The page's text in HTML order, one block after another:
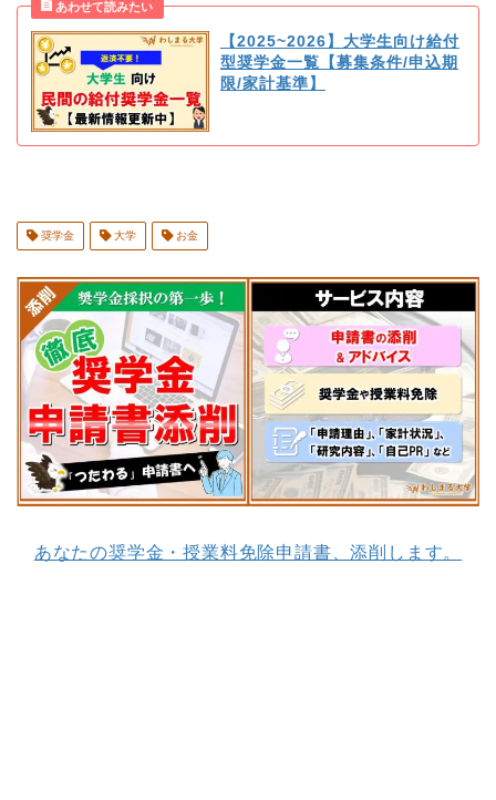
【2025~2026】大学生向け給付
型奨学金一覧【募集条件/申込期
限/家計基準】
奨学金 大学 お金
あなたの奨学金・授業料免除申請書、添削します。